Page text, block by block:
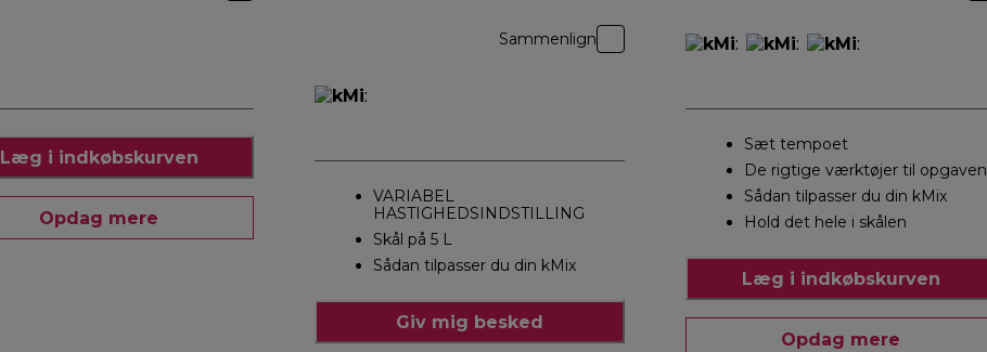
Læg i indkøbskurven
Opdag mere
Sammenlign
VARIABEL
HASTIGHEDSINDSTILLING
Skål på 5 L
Sådan tilpasser du din kMix
Giv mig besked
Sæt tempoet
De rigtige værktøjer til opgaven
Sådan tilpasser du din kMix
Hold det hele i skålen
Læg i indkøbskurven
Opdag mere